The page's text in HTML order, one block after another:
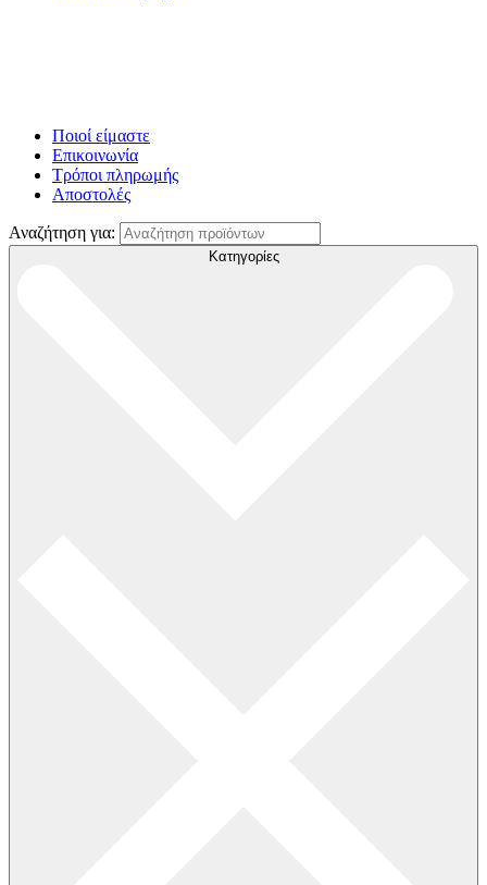
Ποιοί είμαστε
Επικοινωνία
Τρόποι πληρωμής
Αποστολές
Αναζήτηση για:
Κατηγορίες